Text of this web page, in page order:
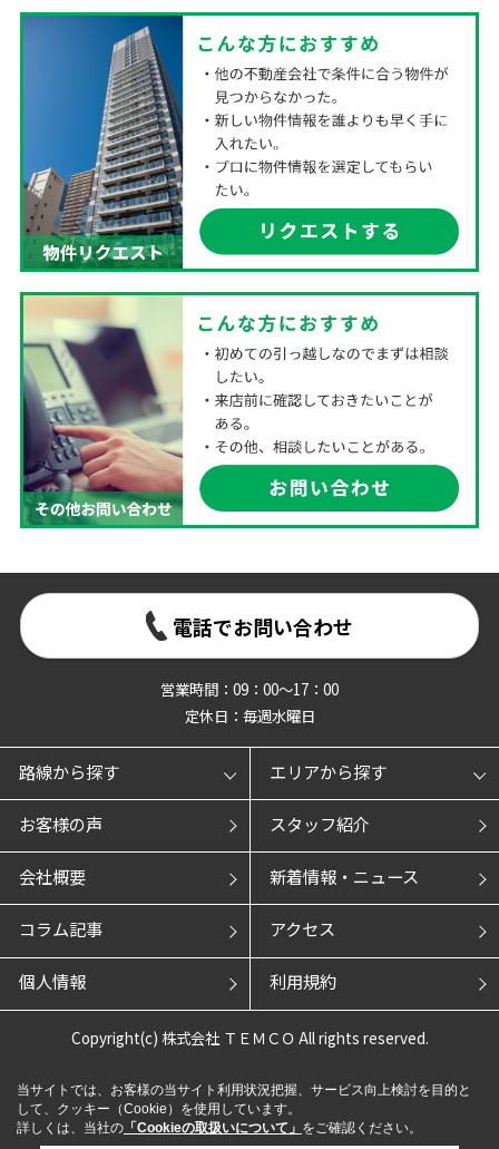
電話でお問い合わせ
営業時間：09：00～17：00
定休日：毎週水曜日
路線から探す エリアから探す
お客様の声 スタッフ紹介
会社概要 新着情報・ニュース
コラム記事 アクセス
個人情報 利用規約
Copyright(c) 株式会社 ＴＥＭＣＯ All rights reserved.
当サイトでは、お客様の当サイト利用状況把握、サービス向上検討を目的と
して、クッキー（Cookie）を使用しています。
詳しくは、当社の 「Cookieの取扱いについて」 をご確認ください。